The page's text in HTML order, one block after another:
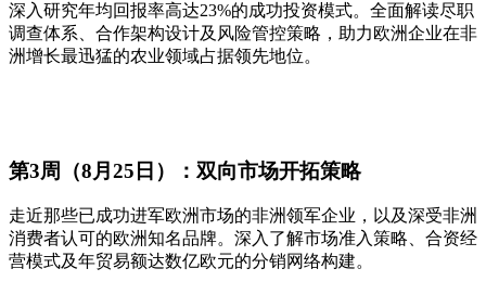
深入研究年均回报率高达23%的成功投资模式。全面解读尽职
调查体系、合作架构设计及风险管控策略，助力欧洲企业在非
洲增长最迅猛的农业领域占据领先地位。
第3周（8月25日）：双向市场开拓策略
走近那些已成功进军欧洲市场的非洲领军企业，以及深受非洲
消费者认可的欧洲知名品牌。深入了解市场准入策略、合资经
营模式及年贸易额达数亿欧元的分销网络构建。